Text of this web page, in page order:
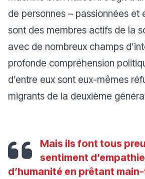
de personnes – passionnées et
sont des membres actifs de la
avec de nombreux champs
profonde compréhension
d’entre eux sont eux-mêmes
migrants de la deuxième
Mais ils font tous
sentiment
d’humanité en prêtant